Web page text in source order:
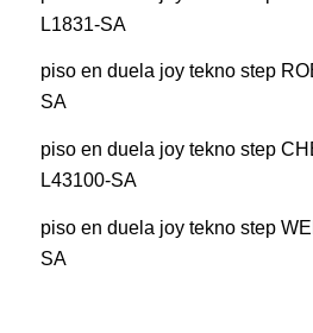
L1831-SA
piso en duela joy tekno step
SA
piso en duela joy tekno step
L43100-SA
piso en duela joy tekno step
SA